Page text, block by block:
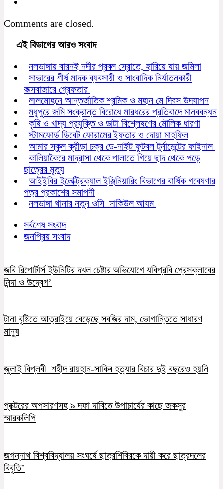
Comments are closed.
এই বিভাগের আরও সংবাদ
নলডাঙ্গায় বারনই নদীর প্রবল স্রোতে, হারিয়ে যায় জমিলা
সাভারের শীর্ষ মাদক ব্যবসায়ী ও সাংবাদিক নির্যাতনকারী
কক্সবাজারে গ্রেফতার
লালমোহনে আন্তর্জাতিক শ্রমিক ও মহান মে দিবস উদযাপন
মধুপুরে জমি সংক্রান্ত বিরোধে মারধরের প্রতিবাদে মানববন্ধন
কৃষি ও খাদ্য প্রযুক্তি ও ডাটা বিশ্লেষণের মৌলিক ধারণা
স্টামফোর্ড ডিবেট ফোরামের ইফতার ও দোয়া মাহফিল
আমার স্কুল ক্রীড়া চক্র ডে-নাইট ফুটবল টুর্নামেন্টের ফাইনাল
কালিয়াকৈরে মাদ্রাসা থেকে পালাতে গিয়ে ছাদ থেকে পড়ে
ছাত্রের মৃত্যু
আইইবির ইলেক্ট্রিক্যাল ইঞ্জিনিয়ারিং বিভাগের বার্ষিক গবেষণার
পত্র প্রকাশের সমাপনী
নলডাঙ্গা থানার নতুন ওসি সাকিউল আযম
সর্বশেষ সংবাদ
জনপ্রিয় সংবাদ
জবি রিপোর্টার্স ইউনিটির দখল চেষ্টার অভিযোগে যবিপ্রবি প্রেসক্লাবের
নিন্দা ও উদ্বেগ’
টানা বৃষ্টিতে আত্রাইয়ে বেড়েছে সবজির দাম, ভোগান্তিতে সাধারণ
মানুষ
জুলাই বিপ্লবী শহীদ রায়হান-সাকিব হত্যার বিচার দুই বছরেও হয়নি
প্রক্টরের অপসারণসহ ৯ দফা দাবিতে উপাচার্যের কাছে জকসুর
স্মারকলিপি
জগন্নাথ বিশ্ববিদ্যালয় সংঘর্ষে ছাত্রশিবিরকে দায়ী করে ছাত্রদলের
বিবৃতি’